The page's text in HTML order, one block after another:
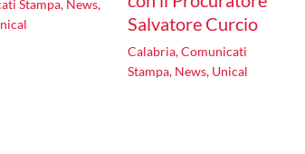
Stampa, News,
Salvatore Curcio
Calabria,Comunicati
Stampa, News, Unical